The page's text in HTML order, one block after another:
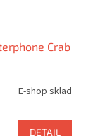
Crab
E-shop sklad
DETAIL